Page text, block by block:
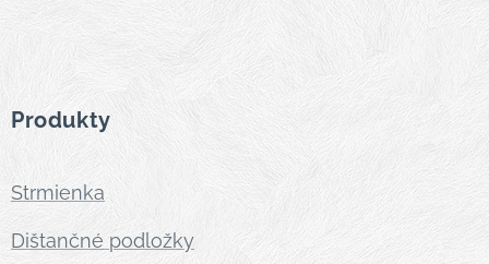
Produkty
Strmienka
Dištančné podložky